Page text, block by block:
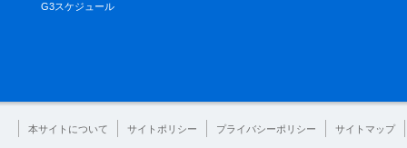
G3スケジュール
本サイトについて サイトポリシー プライバシーポリシー サイトマップ